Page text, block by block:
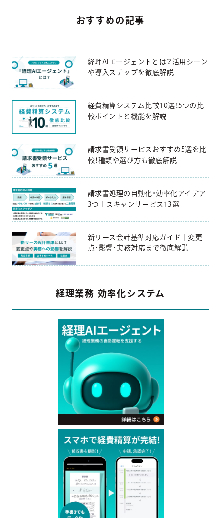
おすすめの記事
経理AIエージェントとは？活用シーン
や導入ステップを徹底解説
経費精算システム比較10選！5つの比
較ポイントと機能を解説
請求書受領サービスおすすめ5選を比
較！種類や選び方も徹底解説
請求書処理の自動化・効率化アイデア
3つ｜スキャンサービス13選
新リース会計基準対応ガイド｜変更
点・影響・実務対応まで徹底解説
経理業務 効率化システム